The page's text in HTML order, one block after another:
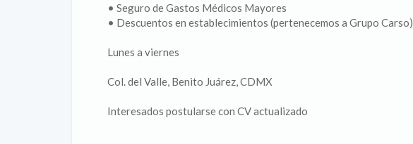
• Seguro de Gastos Médicos Mayores
• Descuentos en establecimientos (pertenecemos a Grupo Carso)
Lunes a viernes
Col. del Valle, Benito Juárez, CDMX
Interesados postularse con CV actualizado